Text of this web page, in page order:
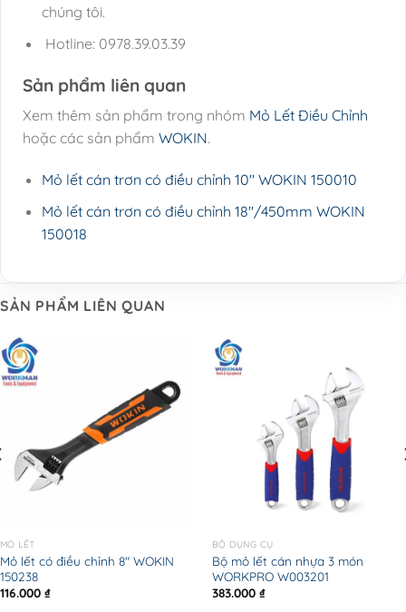
chúng tôi.
Hotline: 0978.39.03.39
Sản phẩm liên quan
Xem thêm sản phẩm trong nhóm Mỏ Lết Điều Chỉnh
hoặc các sản phẩm WOKIN.
Mỏ lết cán trơn có điều chỉnh 10" WOKIN 150010
Mỏ lết cán trơn có điều chỉnh 18"/450mm WOKIN
150018
SẢN PHẨM LIÊN QUAN
MỎ LẾT
Mỏ lết có điều chỉnh 8″ WOKIN
150238
116.000 ₫
BỘ DỤNG CỤ
Bộ mỏ lết cán nhựa 3 món
WORKPRO W003201
383.000 ₫